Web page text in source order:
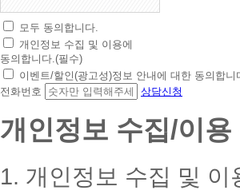
초
간
편
상
담
청
대
폰
모두 동의합니다.
개인정보 수집 및 이용에
동의합니다.(필수)
이벤트/할인(광고성)정보 안내에 대한 동의합니
전화번호
상담신청
개인정보 수집/이용
1. 개인정보 수집 및 이